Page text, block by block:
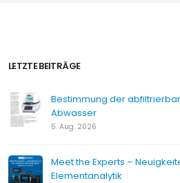
LETZTE BEITRÄGE
Bestimmung der
Abwasser
5. Aug. 2026
Meet the Experts –
Elementanalytik